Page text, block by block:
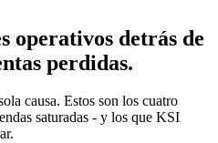
operativos detrás de
perdidas.
causa. Estos son los cuatro
saturadas - y los que KSI